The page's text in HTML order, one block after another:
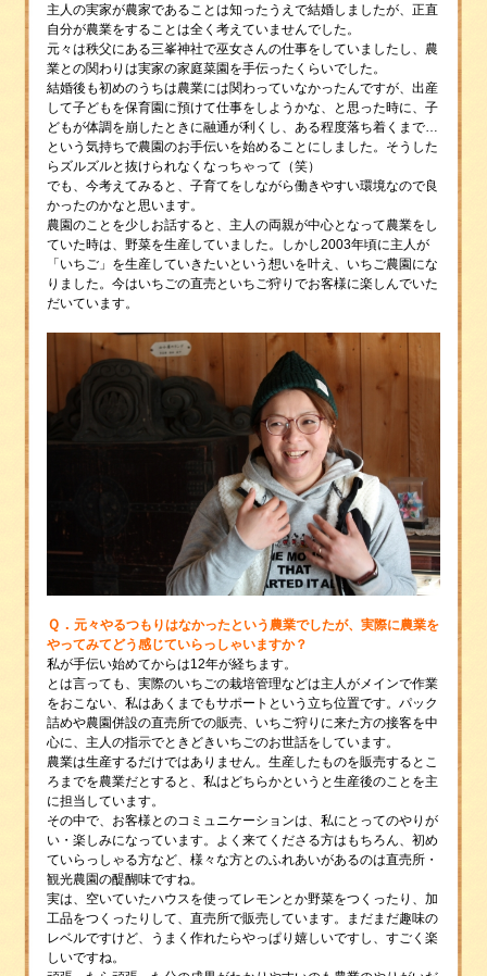
主人の実家が農家であることは知ったうえで結婚しましたが、正直
自分が農業をすることは全く考えていませんでした。
元々は秩父にある三峯神社で巫女さんの仕事をしていましたし、農
業との関わりは実家の家庭菜園を手伝ったくらいでした。
結婚後も初めのうちは農業には関わっていなかったんですが、出産
して子どもを保育園に預けて仕事をしようかな、と思った時に、子
どもが体調を崩したときに融通が利くし、ある程度落ち着くまで…
という気持ちで農園のお手伝いを始めることにしました。そうした
らズルズルと抜けられなくなっちゃって（笑）
でも、今考えてみると、子育てをしながら働きやすい環境なので良
かったのかなと思います。
農園のことを少しお話すると、主人の両親が中心となって農業をし
ていた時は、野菜を生産していました。しかし2003年頃に主人が
「いちご」を生産していきたいという想いを叶え、いちご農園にな
りました。今はいちごの直売といちご狩りでお客様に楽しんでいた
だいています。
Ｑ． 元々やるつもりはなかったという農業でしたが、実際に農業を
やってみてどう感じていらっしゃいますか？
私が手伝い始めてからは12年が経ちます。
とは言っても、実際のいちごの栽培管理などは主人がメインで作業
をおこない、私はあくまでもサポートという立ち位置です。パック
詰めや農園併設の直売所での販売、いちご狩りに来た方の接客を中
心に、主人の指示でときどきいちごのお世話をしています。
農業は生産するだけではありません。生産したものを販売するとこ
ろまでを農業だとすると、私はどちらかというと生産後のことを主
に担当しています。
その中で、お客様とのコミュニケーションは、私にとってのやりが
い・楽しみになっています。よく来てくださる方はもちろん、初め
ていらっしゃる方など、様々な方とのふれあいがあるのは直売所・
観光農園の醍醐味ですね。
実は、空いていたハウスを使ってレモンとか野菜をつくったり、加
工品をつくったりして、直売所で販売しています。まだまだ趣味の
レベルですけど、うまく作れたらやっぱり嬉しいですし、すごく楽
しいですね。